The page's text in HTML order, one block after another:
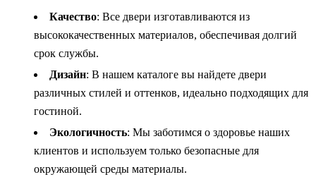
Качество: Все двери изготавливаются из
высококачественных материалов, обеспечивая долгий
срок службы.
Дизайн: В нашем каталоге вы найдете двери
различных стилей и оттенков, идеально подходящих для
гостиной.
Экологичность: Мы заботимся о здоровье наших
клиентов и используем только безопасные для
окружающей среды материалы.